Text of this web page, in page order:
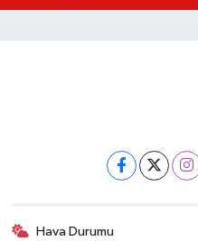
Hava Durumu